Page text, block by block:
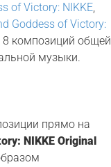
of Victory: NIKKE,
Goddess of Victory:
8 композиций общей
музыки.
прямо на
NIKKE Original